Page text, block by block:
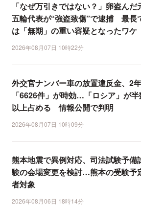
「なぜ万引きではない？」卵盗んだ
五輪代表が“強盗致傷”で逮捕 最長
は「無期」の重い容疑となったワケ
2026年08月07日 10時22分
外交官ナンバー車の放置違反金、2
「6626件」が時効…「ロシア」が
以上占める 情報公開で判明
2026年08月07日 10時09分
熊本地震で異例対応、司法試験予備
験の会場変更を検討…熊本の受験予
者対象
2026年08月06日 18時14分